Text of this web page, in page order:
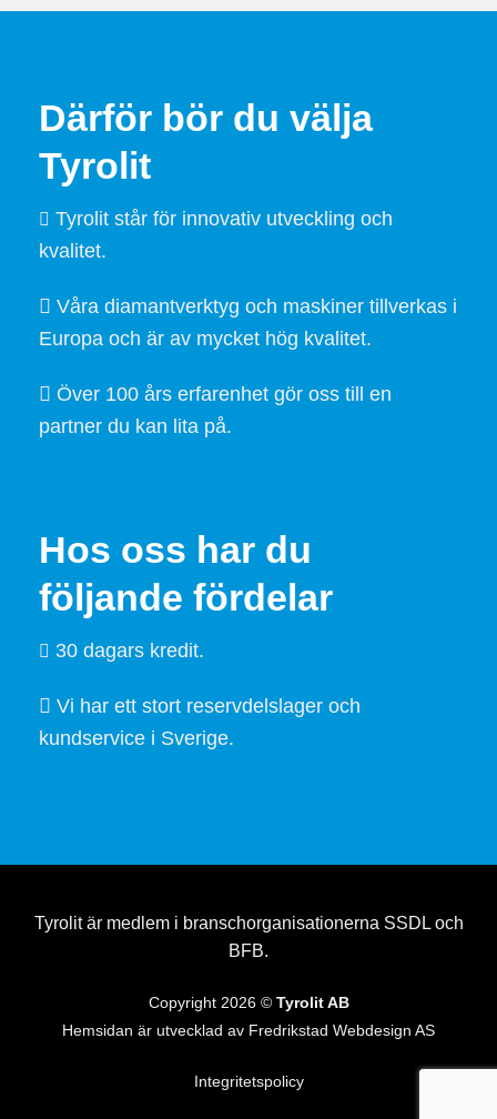
Därför bör du välja
Tyrolit
Tyrolit står för innovativ utveckling och
kvalitet.
Våra diamantverktyg och maskiner tillverkas i
Europa och är av mycket hög kvalitet.
Över 100 års erfarenhet gör oss till en
partner du kan lita på.
Hos oss har du
följande fördelar
30 dagars kredit.
Vi har ett stort reservdelslager och
kundservice i Sverige.
Tyrolit är medlem i branschorganisationerna SSDL och
BFB.
Copyright 2026 © Tyrolit AB
Hemsidan är utvecklad av Fredrikstad Webdesign AS
Integritetspolicy